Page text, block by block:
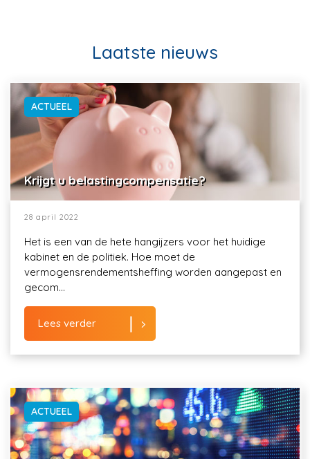
Laatste nieuws
ACTUEEL
Krijgt u belastingcompensatie?
28 april 2022
Het is een van de hete hangijzers voor het huidige
kabinet en de politiek. Hoe moet de
vermogensrendementsheffing worden aangepast en
gecom...
Lees verder
ACTUEEL